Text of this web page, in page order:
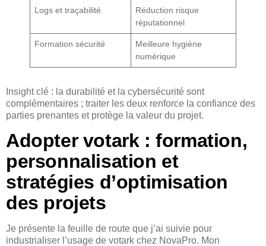
Logs et traçabilité
Réduction risque
réputationnel
Formation sécurité
Meilleure hygiène
numérique
Insight clé : la durabilité et la cybersécurité sont
complémentaires ; traiter les deux renforce la confiance des
parties prenantes et protège la valeur du projet.
Adopter votark : formation,
personnalisation et
stratégies d’optimisation
des projets
Je présente la feuille de route que j’ai suivie pour
industrialiser l’usage de votark chez NovaPro. Mon